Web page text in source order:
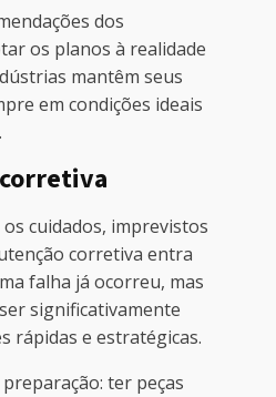
dos
os planos à realidade
mantêm seus
em condições ideais
cuidados, imprevistos
corretiva entra
falha já ocorreu, mas
significativamente
rápidas e estratégicas.
ter peças